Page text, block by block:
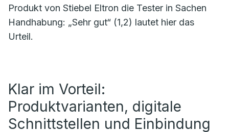
Produkt von Stiebel Eltron die Tester in Sachen
Handhabung: „Sehr gut“ (1,2) lautet hier das
Urteil.
Klar im Vorteil:
Produktvarianten, digitale
Schnittstellen und Einbindung